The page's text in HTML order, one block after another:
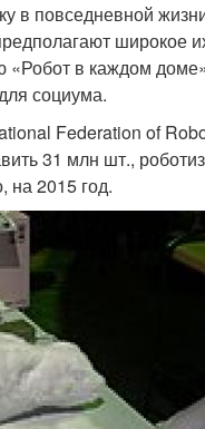
в повседневной
широкое
«Робот в каждом
социума.
Federation of
31 млн шт.,
на 2015 год.